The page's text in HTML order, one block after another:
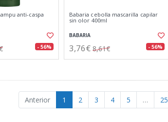
anti-caspa
- 56%
Babaria cebolla mascarilla capilar
sin olor 400ml
BABARIA
3,76€ 8,61€ - 56%
Anterior 1 2 3 4 5 … 25